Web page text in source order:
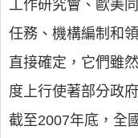
工作研究會、歐美
任務、機構編制和
直接確定，它們雖
度上行使著部分政
截至2007年底，全